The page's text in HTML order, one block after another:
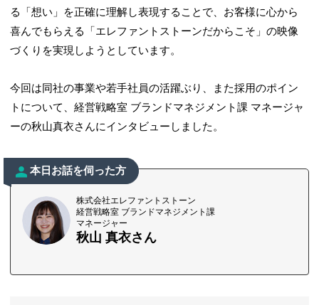
る「想い」を正確に理解し表現することで、お客様に心から
喜んでもらえる「エレファントストーンだからこそ」の映像
づくりを実現しようとしています。
今回は同社の事業や若手社員の活躍ぶり、また採用のポイン
トについて、経営戦略室 ブランドマネジメント課 マネージャ
ーの秋山真衣さんにインタビューしました。
本日お話を伺った方
株式会社エレファントストーン
経営戦略室 ブランドマネジメント課
マネージャー
秋山 真衣さん